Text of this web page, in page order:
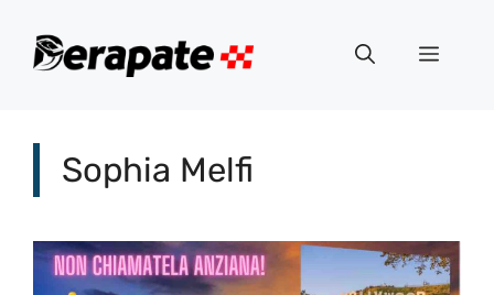
Menu
Sophia Melfi